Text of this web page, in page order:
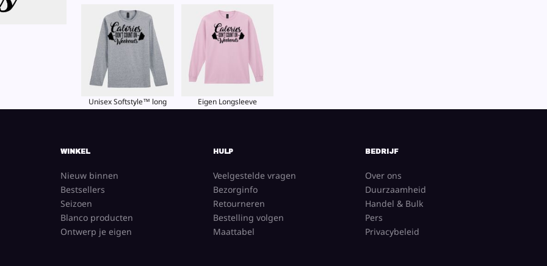
Unisex Softstyle™ long
Eigen Longsleeve
WINKEL
Nieuw binnen
Bestsellers
Seizoen
Blanco producten
Ontwerp je eigen
HULP
Veelgestelde vragen
Bezorginfo
Retourneren
Bestelling volgen
Maattabel
BEDRIJF
Over ons
Duurzaamheid
Handel & Bulk
Pers
Privacybeleid